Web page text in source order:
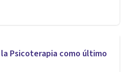
Psicoterapia como último